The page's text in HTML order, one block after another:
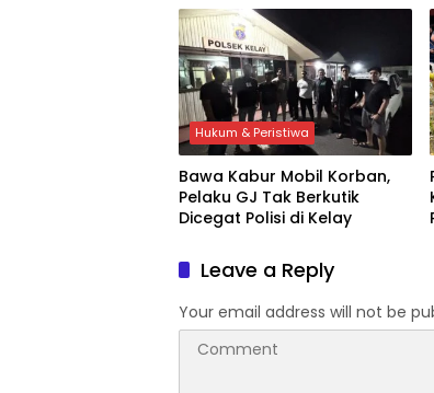
Samboja
Hukum & Peristiwa
Bawa Kabur Mobil Korban,
Pelaku GJ Tak Berkutik
Dicegat Polisi di Kelay
Leave a Reply
Your email address will not be